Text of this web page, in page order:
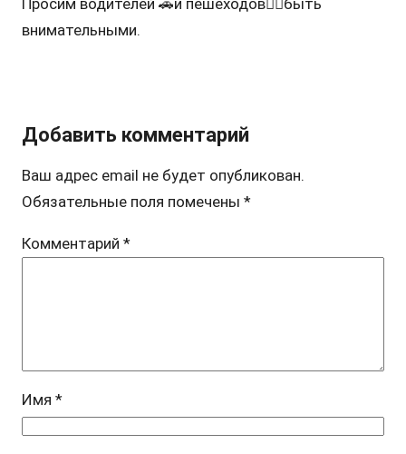
Просим водителей 🚗и пешеходов🚶‍♂️быть
внимательными.
Добавить комментарий
Ваш адрес email не будет опубликован.
Обязательные поля помечены *
Комментарий *
Имя *